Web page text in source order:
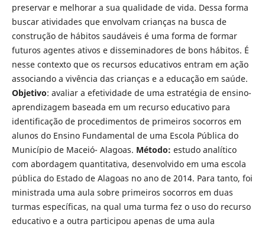
preservar e melhorar a sua qualidade de vida. Dessa forma
buscar atividades que envolvam crianças na busca de
construção de hábitos saudáveis é uma forma de formar
futuros agentes ativos e disseminadores de bons hábitos. É
nesse contexto que os recursos educativos entram em ação
associando a vivência das crianças e a educação em saúde.
Objetivo: avaliar a efetividade de uma estratégia de ensino-
aprendizagem baseada em um recurso educativo para
identificação de procedimentos de primeiros socorros em
alunos do Ensino Fundamental de uma Escola Pública do
Município de Maceió- Alagoas. Método: estudo analítico
com abordagem quantitativa, desenvolvido em uma escola
pública do Estado de Alagoas no ano de 2014. Para tanto, foi
ministrada uma aula sobre primeiros socorros em duas
turmas específicas, na qual uma turma fez o uso do recurso
educativo e a outra participou apenas de uma aula